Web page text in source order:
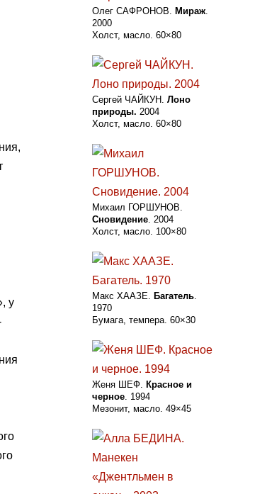
у
Олег САФРОНОВ. Мираж.
2000
Холст, масло. 60×80
Сергей ЧАЙКУН. Лоно
природы. 2004
Холст, масло. 60×80
Михаил ГОРШУНОВ.
Сновидение. 2004
Холст, масло. 100×80
Макс ХААЗЕ. Багатель.
1970
Бумага, темпера. 60×30
Женя ШЕФ. Красное и
черное. 1994
Мезонит, масло. 49×45